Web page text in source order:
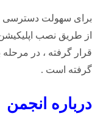
برای سهولت دسترسی
از طریق نصب
گرفته است .
درباره انجمن